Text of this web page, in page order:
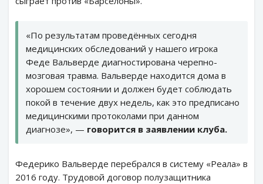
«По результатам проведённых сегодня
медицинских обследований у нашего игрока
Феде Вальверде диагностирована черепно-
мозговая травма. Вальверде находится дома в
хорошем состоянии и должен будет соблюдать
покой в ​​течение двух недель, как это предписано
медицинскими протоколами при данном
диагнозе», — говорится в заявлении клуба.
Федерико Вальверде перебрался в систему «Реала» в
2016 году. Трудовой договор полузащитника